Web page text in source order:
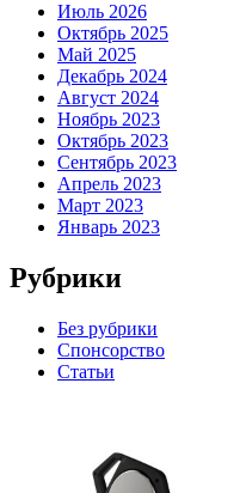
Июль 2026
Октябрь 2025
Май 2025
Декабрь 2024
Август 2024
Ноябрь 2023
Октябрь 2023
Сентябрь 2023
Апрель 2023
Март 2023
Январь 2023
Рубрики
Без рубрики
Спонсорство
Статьи